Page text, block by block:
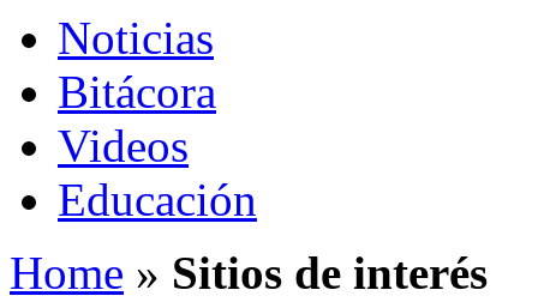
Noticias
Bitácora
Videos
Educación
Home » Sitios de interés